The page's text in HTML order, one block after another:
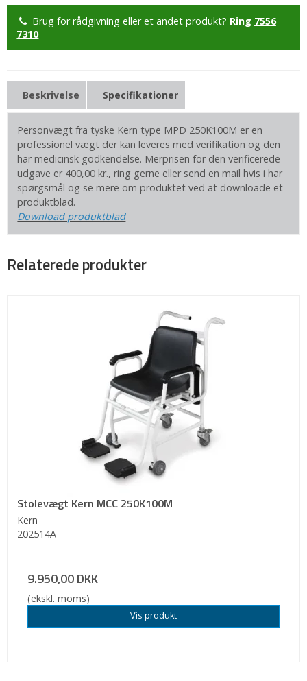
Brug for rådgivning eller et andet produkt? Ring 7556
7310
Beskrivelse Specifikationer
Personvægt fra tyske Kern type MPD 250K100M er en
professionel vægt der kan leveres med verifikation og den
har medicinsk godkendelse. Merprisen for den verificerede
udgave er 400,00 kr., ring gerne eller send en mail hvis i har
spørgsmål og se mere om produktet ved at downloade et
produktblad.
Download produktblad
Relaterede produkter
Stolevægt Kern MCC 250K100M
Kern
202514A
9.950,00 DKK
(ekskl. moms)
Vis produkt